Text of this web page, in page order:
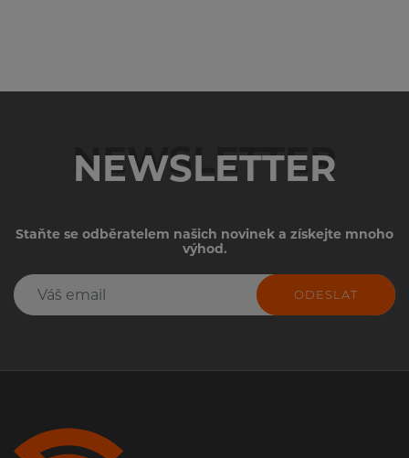
NEWSLETTER
Staňte se odběratelem našich novinek a získejte mnoho
výhod.
ODESLAT